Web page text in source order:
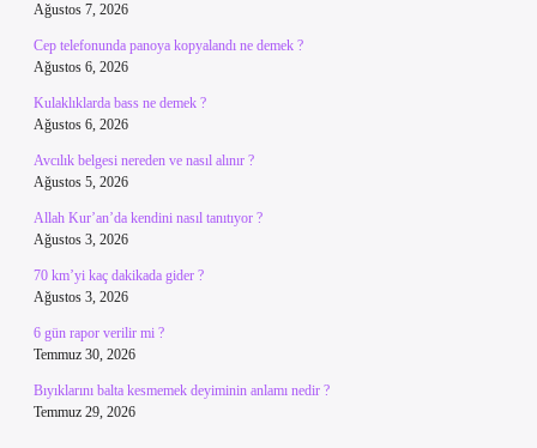
Ağustos 7, 2026
Cep telefonunda panoya kopyalandı ne demek ?
Ağustos 6, 2026
Kulaklıklarda bass ne demek ?
Ağustos 6, 2026
Avcılık belgesi nereden ve nasıl alınır ?
Ağustos 5, 2026
Allah Kur’an’da kendini nasıl tanıtıyor ?
Ağustos 3, 2026
70 km’yi kaç dakikada gider ?
Ağustos 3, 2026
6 gün rapor verilir mi ?
Temmuz 30, 2026
Bıyıklarını balta kesmemek deyiminin anlamı nedir ?
Temmuz 29, 2026